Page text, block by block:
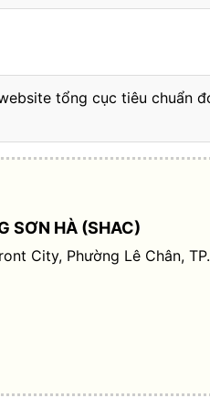
tổng cục tiêu chuẩn
SƠN HÀ (SHAC)
City, Phường Lê Chân,